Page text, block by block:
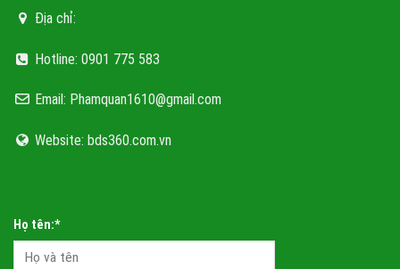
Địa chỉ:
Hotline: 0901 775 583
Email: Phamquan1610@gmail.com
Website: bds360.com.vn
Họ tên:*